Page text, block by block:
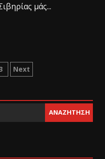
μάς...
Next
ΑΝΑΖΉΤΗΣΗ